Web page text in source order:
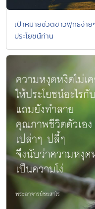
เป้าหมายชีวิตชาวพุทธง่า
ประโยชน์ท่าน